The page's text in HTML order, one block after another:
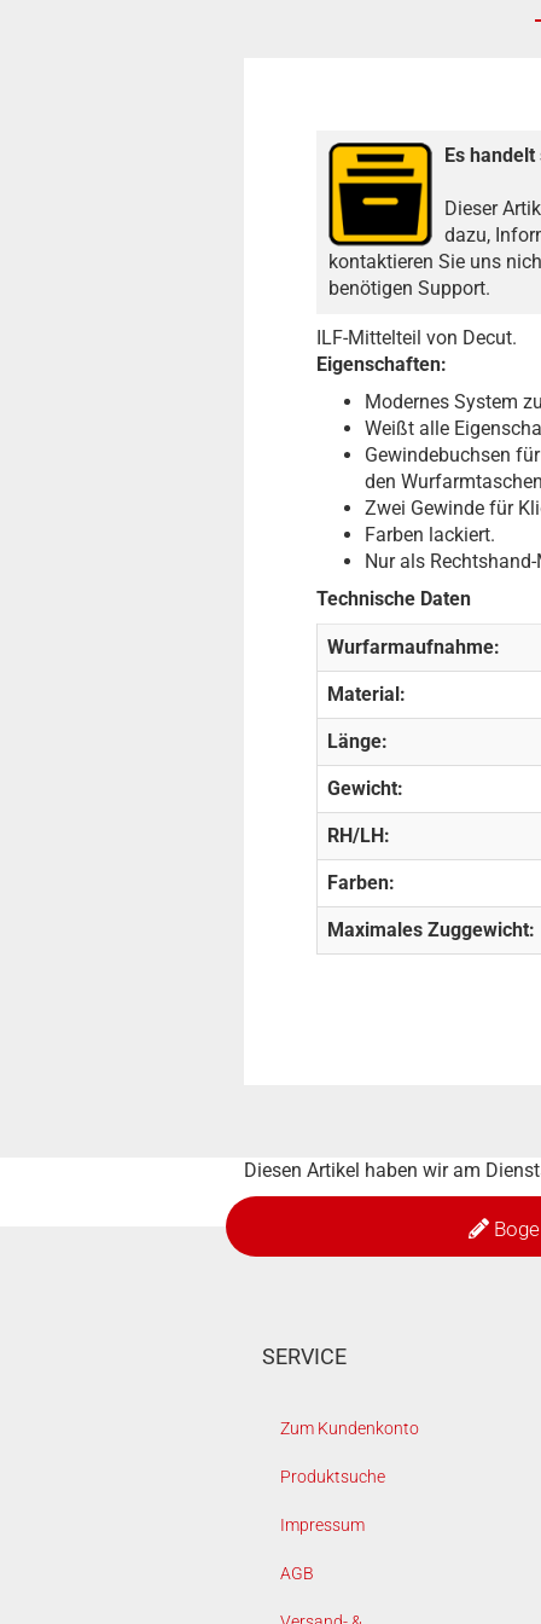
Es
Dieser
dazu,
kontaktieren Sie uns
benötigen Support.
ILF-Mittelteil von Decut.
Eigenschaften:
Modernes System
Weißt alle
Gewindebuchsen
den
Zwei Gewinde für
Farben lackiert.
Nur als
Technische Daten
Wurfarmaufnahme:
Material:
Länge:
Gewicht:
RH/LH:
Farben:
Maximales Zuggewicht:
Diesen Artikel haben wir am
SERVICE
Zum Kundenkonto
Produktsuche
Impressum
AGB